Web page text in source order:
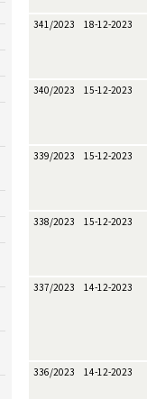
341/2023 18-12-2023
340/2023 15-12-2023
339/2023 15-12-2023
338/2023 15-12-2023
337/2023 14-12-2023
336/2023 14-12-2023